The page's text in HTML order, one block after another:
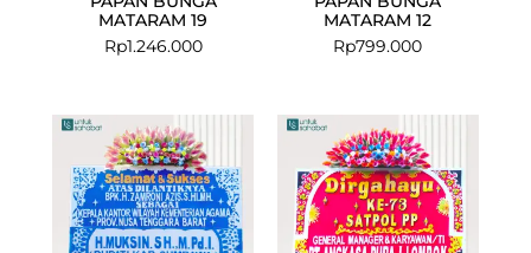
MATARAM 19
Rp1.246.000
MATARAM 12
Rp799.000